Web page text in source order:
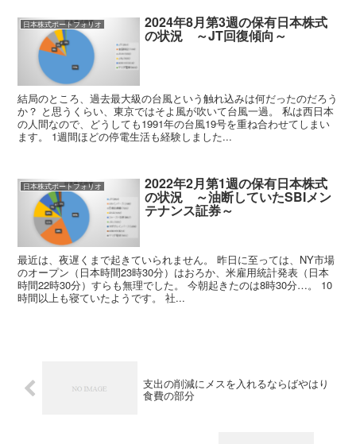
日本株式ポートフォリオ 2024年8月第3週の保有日本株式
の状況 ～JT回復傾向～
結局のところ、過去最大級の台風という触れ込みは何だったのだろう
か？ と思うくらい、東京ではそよ風が吹いて台風一過。 私は西日本
の人間なので、どうしても1991年の台風19号を重ね合わせてしまい
ます。 1週間ほどの停電生活も経験しました...
日本株式ポートフォリオ 2022年2月第1週の保有日本株式
の状況 ～油断していたSBIメン
テナンス証券～
最近は、夜遅くまで起きていられません。 昨日に至っては、NY市場
のオープン（日本時間23時30分）はおろか、米雇用統計発表（日本
時間22時30分）すらも無理でした。 今朝起きたのは8時30分…。 10
時間以上も寝ていたようです。 社...
支出の削減にメスを入れるならばやはり
食費の部分